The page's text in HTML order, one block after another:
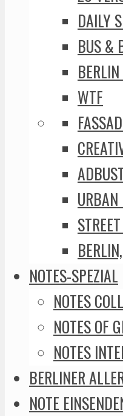
DAILY
BUS &
WTF
URBAN
NOTES-SPEZIAL
NOTES
NOTES OF
NOTES
BERLINER
NOTE